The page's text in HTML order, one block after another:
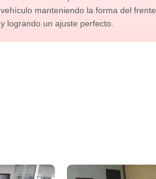
vehículo manteniendo la forma del frente
y logrando un ajuste perfecto.